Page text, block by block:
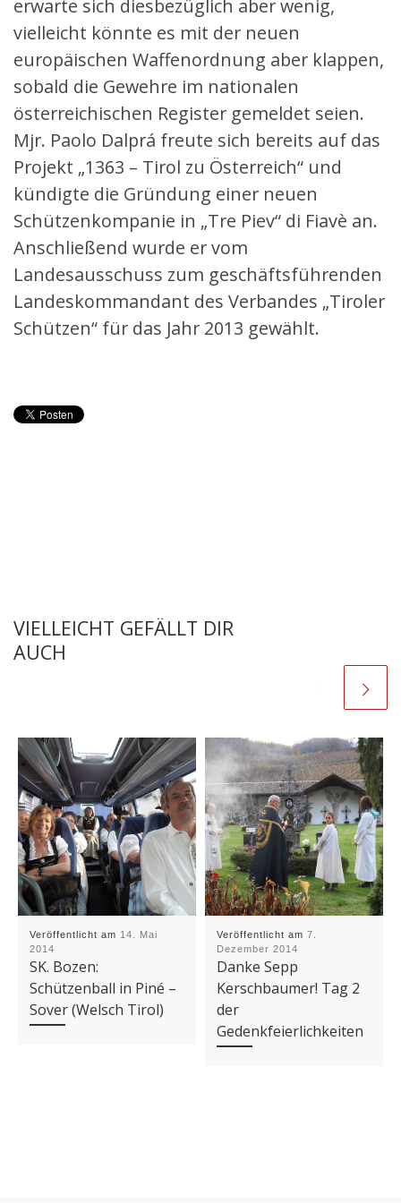
erwarte sich diesbezüglich aber wenig,
vielleicht könnte es mit der neuen
europäischen Waffenordnung aber klappen,
sobald die Gewehre im nationalen
österreichischen Register gemeldet seien.
Mjr. Paolo Dalprá freute sich bereits auf das
Projekt „1363 – Tirol zu Österreich“ und
kündigte die Gründung einer neuen
Schützenkompanie in „Tre Piev“ di Fiavè an.
Anschließend wurde er vom
Landesausschuss zum geschäftsführenden
Landeskommandant des Verbandes „Tiroler
Schützen“ für das Jahr 2013 gewählt.
VIELLEICHT GEFÄLLT DIR
AUCH
Veröffentlicht am 14. Mai
2014
SK. Bozen:
Schützenball in Piné –
Sover (Welsch Tirol)
Veröffentlicht am 7.
Dezember 2014
Danke Sepp
Kerschbaumer! Tag 2
der
Gedenkfeierlichkeiten